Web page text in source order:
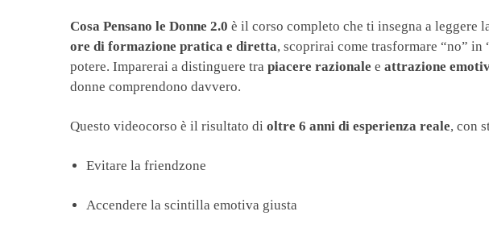
Cosa Pensano le Donne 2.0 è il corso completo che ti insegna a leggere
ore di formazione pratica e diretta, scoprirai come trasformare “no”
potere. Imparerai a distinguere trapiacere razionale eattrazione
donne comprendono davvero.
Questo videocorso è il risultato dioltre 6 anni di esperienza reale, con
Evitare la friendzone
Accendere la scintilla emotiva giusta